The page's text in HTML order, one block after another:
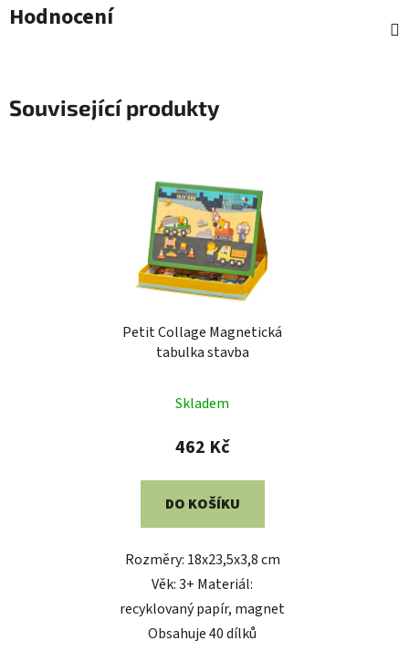
Hodnocení
Související produkty
Petit Collage Magnetická
tabulka stavba
Skladem
462 Kč
DO KOŠÍKU
Rozměry: 18x23,5x3,8 cm
Věk: 3+ Materiál:
recyklovaný papír, magnet
Obsahuje 40 dílků